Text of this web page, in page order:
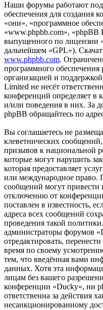
Наши форумы работают
обеспечения для создания
«они», «программное
«www.phpbb.com», «phpBB
выпущенного по лицензии
дальнейшем «GPL»).
www.phpbb.com.
программного обеспечения
организацией и
Limited не несёт
конференций определяет в
и/или поведения в них. За
phpBB обращайтесь по
Вы соглашаетесь не
клеветнических
призывов к национальной
которые могут нарушить
которая предоставляет
или международное право.
сообщений могут
отключению от
поставлен в известность,
адреса всех сообщений
проведения такой
администраторы форумов
отредактировать,
время по своему
тем, что введённая вами
данных. Хотя эта
лицам без вашего
конференции «Ducky», ни
ответственна за действия
несанкционированному